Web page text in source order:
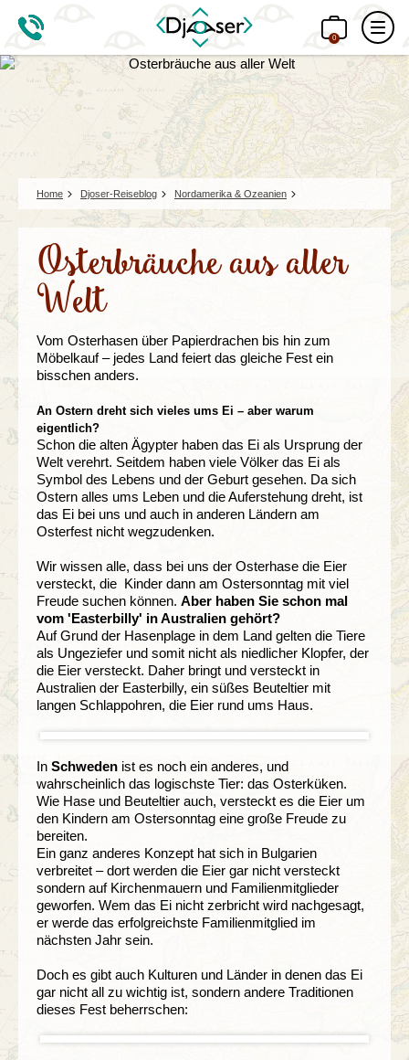
0
Home Djoser-Reiseblog Nordamerika & Ozeanien
Osterbräuche aus aller
Welt
Vom Osterhasen über Papierdrachen bis hin zum
Möbelkauf – jedes Land feiert das gleiche Fest ein
bisschen anders.
An Ostern dreht sich vieles ums Ei – aber warum
eigentlich?
Schon die alten Ägypter haben das Ei als Ursprung der
Welt verehrt. Seitdem haben viele Völker das Ei als
Symbol des Lebens und der Geburt gesehen. Da sich
Ostern alles ums Leben und die Auferstehung dreht, ist
das Ei bei uns und auch in anderen Ländern am
Osterfest nicht wegzudenken.
Wir wissen alle, dass bei uns der Osterhase die Eier
versteckt, die Kinder dann am Ostersonntag mit viel
Freude suchen können. Aber haben Sie schon mal
vom 'Easterbilly' in Australien gehört?
Auf Grund der Hasenplage in dem Land gelten die Tiere
als Ungeziefer und somit nicht als niedlicher Klopfer, der
die Eier versteckt. Daher bringt und versteckt in
Australien der Easterbilly, ein süßes Beuteltier mit
langen Schlappohren, die Eier rund ums Haus.
In Schweden ist es noch ein anderes, und
wahrscheinlich das logischste Tier: das Osterküken.
Wie Hase und Beuteltier auch, versteckt es die Eier um
den Kindern am Ostersonntag eine große Freude zu
bereiten.
Ein ganz anderes Konzept hat sich in Bulgarien
verbreitet – dort werden die Eier gar nicht versteckt
sondern auf Kirchenmauern und Familienmitglieder
geworfen. Wem das Ei nicht zerbricht wird nachgesagt,
er werde das erfolgreichste Familienmitglied im
nächsten Jahr sein.
Doch es gibt auch Kulturen und Länder in denen das Ei
gar nicht all zu wichtig ist, sondern andere Traditionen
dieses Fest beherrschen: